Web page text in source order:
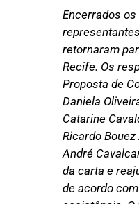
Encerrados os
retornaram
Recife. Os
Proposta de
Daniela
Catarine
Ricardo Bouez
André
da carta e
de acordo